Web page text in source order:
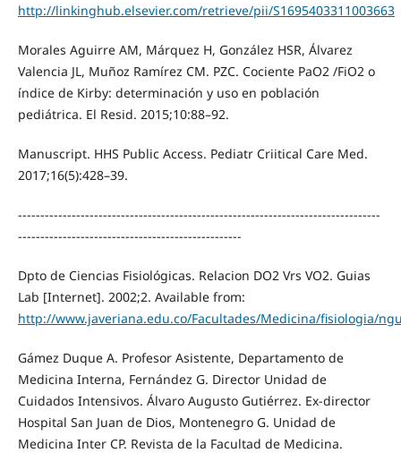
http://linkinghub.elsevier.com/retrieve/pii/S1695403311003663
Morales Aguirre AM, Márquez H, González HSR, Álvarez
Valencia JL, Muñoz Ramírez CM. PZC. Cociente PaO2 /FiO2 o
índice de Kirby: determinación y uso en población
pediátrica. El Resid. 2015;10:88–92.
Manuscript. HHS Public Access. Pediatr Criitical Care Med.
2017;16(5):428–39.
---------------------------------------------------------------------------------
--------------------------------------------------
Dpto de Ciencias Fisiológicas. Relacion DO2 Vrs VO2. Guias
Lab [Internet]. 2002;2. Available from:
http://www.javeriana.edu.co/Facultades/Medicina/fisiologia/
Gámez Duque A. Profesor Asistente, Departamento de
Medicina Interna, Fernández G. Director Unidad de
Cuidados Intensivos. Álvaro Augusto Gutiérrez. Ex-director
Hospital San Juan de Dios, Montenegro G. Unidad de
Medicina Inter CP. Revista de la Facultad de Medicina.